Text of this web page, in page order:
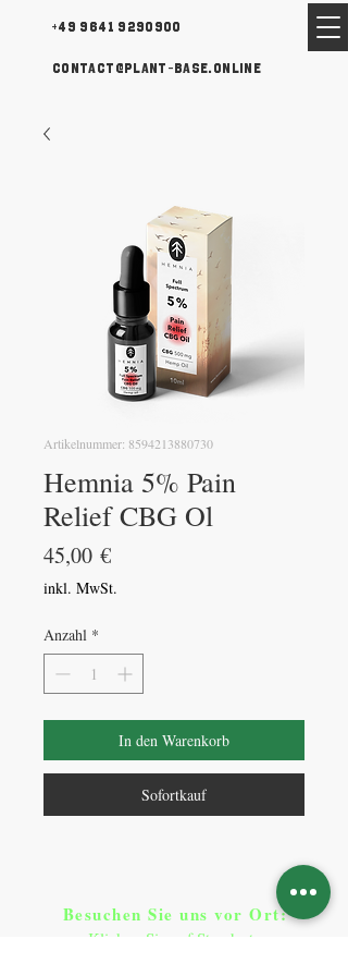
+49 9641 9290900
contact@plant-base.online
Artikelnummer: 8594213880730
Hemnia 5% Pain
Relief CBG Ol
45,00 €Preis
inkl. MwSt.
Anzahl *
In den Warenkorb
Sofortkauf
Besuchen Sie uns vor Ort​:
Klicken Sie auf Standorte